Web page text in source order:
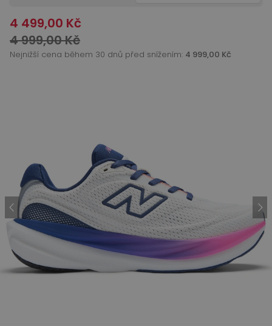
4 499,00 Kč
4 999,00 Kč
Nejnižší cena během 30 dnů před snížením: 4 999,00 Kč